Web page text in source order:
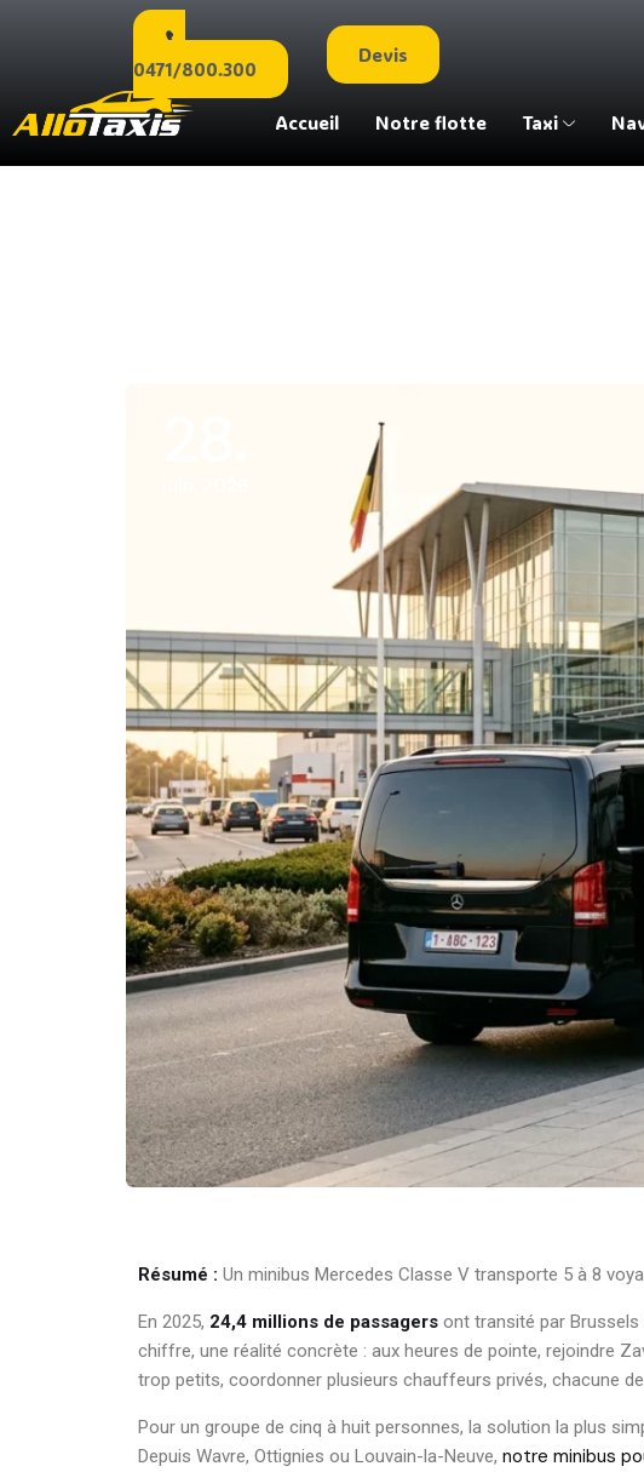
0471/800.300
Devis
Accueil Notre flotte Taxi
Résumé : Un minibus Mercedes Classe V transporte 5 à 8
En 2025, 24,4 millions de passagers ont transité par Brussels
chiffre, une réalité concrète : aux heures de pointe, rejoindre
trop petits, coordonner plusieurs chauffeurs privés, chacune
Pour un groupe de cinq à huit personnes, la solution la plus
Depuis Wavre, Ottignies ou Louvain-la-Neuve, notre minibus